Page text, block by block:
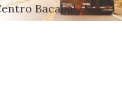
Bacabal/MA